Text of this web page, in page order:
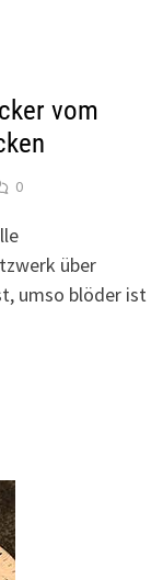
vom
0
über
umso blöder ist